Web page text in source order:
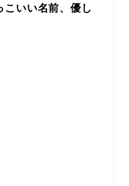
こいい名前、優し